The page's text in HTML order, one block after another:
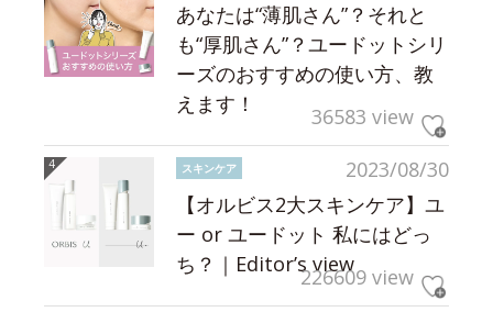
あなたは“薄肌さん”？それと
も“厚肌さん”？ユードットシリ
ーズのおすすめの使い方、教
えます！
36583 view
2023/08/30
スキンケア
【オルビス2大スキンケア】ユ
ー or ユードット 私にはどっ
ち？｜Editor’s view226609 view